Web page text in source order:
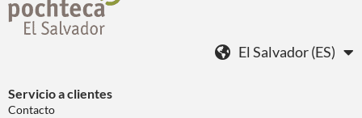
El Salvador (ES)
Servicio a clientes
Contacto